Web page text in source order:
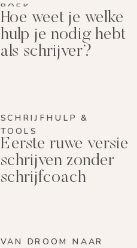
BOEK
Hoe weet je welke
hulp je nodig hebt
als schrijver?
SCHRIJFHULP &
TOOLS
Eerste ruwe versie
schrijven zonder
schrijfcoach
VAN DROOM NAAR